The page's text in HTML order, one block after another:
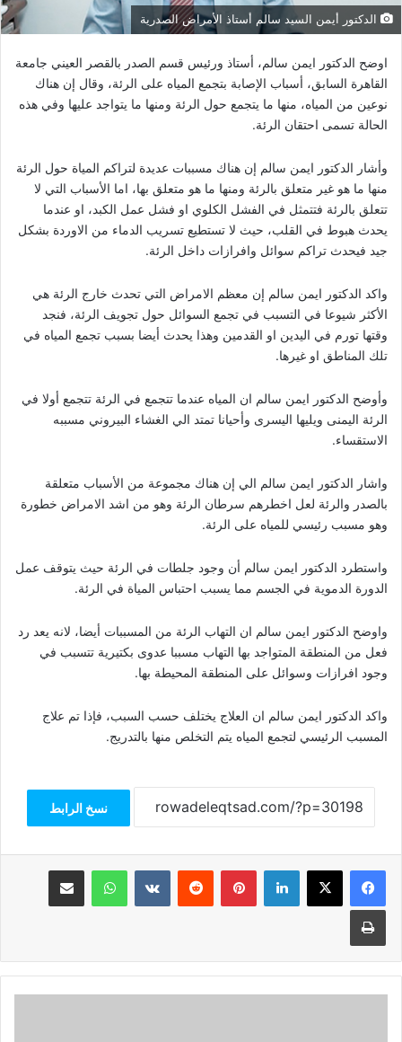
الدكتور أيمن السيد سالم أستاذ الأمراض الصدرية
اوضح الدكتور ايمن سالم، أستاذ ورئيس قسم الصدر بالقصر العيني جامعة
القاهرة السابق، أسباب الإصابة بتجمع المياه على الرئة، وقال إن هناك
نوعين من المياه، منها ما يتجمع حول الرئة ومنها ما يتواجد عليها وفي هذه
الحالة تسمى احتقان الرئة.
وأشار الدكتور ايمن سالم إن هناك مسببات عديدة لتراكم المياة حول الرئة
منها ما هو غير متعلق بالرئة ومنها ما هو متعلق بها، اما الأسباب التي لا
تتعلق بالرئة فتتمثل في الفشل الكلوي او فشل عمل الكبد، او عندما
يحدث هبوط في القلب، حيث لا تستطيع تسريب الدماء من الاوردة بشكل
جيد فيحدث تراكم سوائل وافرازات داخل الرئة.
واكد الدكتور ايمن سالم إن معظم الامراض التي تحدث خارج الرئة هي
الأكثر شيوعا في التسبب في تجمع السوائل حول تجويف الرئة، فنجد
وقتها تورم في اليدين او القدمين وهذا يحدث أيضا بسبب تجمع المياه في
تلك المناطق او غيرها.
وأوضح الدكتور ايمن سالم ان المياه عندما تتجمع في الرئة تتجمع أولا في
الرئة اليمنى ويليها اليسرى وأحيانا تمتد الي الغشاء البيروني مسببه
الاستقساء.
واشار الدكتور ايمن سالم الي إن هناك مجموعة من الأسباب متعلقة
بالصدر والرئة لعل اخطرهم سرطان الرئة وهو من اشد الامراض خطورة
وهو مسبب رئيسي للمياه على الرئة.
واستطرد الدكتور ايمن سالم أن وجود جلطات في الرئة حيث يتوقف عمل
الدورة الدموية في الجسم مما يسبب احتباس المياة في الرئة.
واوضح الدكتور ايمن سالم ان التهاب الرئة من المسببات أيضا، لانه يعد رد
فعل من المنطقة المتواجد بها التهاب مسببا عدوى بكتيرية تتسبب في
وجود افرازات وسوائل على المنطقة المحيطة بها.
واكد الدكتور ايمن سالم ان العلاج يختلف حسب السبب، فإذا تم علاج
المسبب الرئيسي لتجمع المياه يتم التخلص منها بالتدريج.
نسخ الرابط
فيسبوك‫X لينكدإن بينتيريست واتساب مشاركة عبر البريد
طباعة